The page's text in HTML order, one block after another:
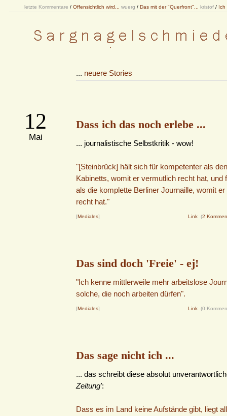
letzte Kommentare / Offensichtlich wird... wuerg / Das mit der "Querfront"... kristof / Ich
... neuere Stories
12
Mai
Dass ich das noch erlebe ...
... journalistische Selbstkritik - wow!
"[Steinbrück] hält sich für kompetenter als
Kabinetts, womit er vermutlich recht hat, und
als die komplette Berliner Journaille, womit
recht hat."
[Mediales] Link (2
Das sind doch 'Freie' - ej!
"Ich kenne mittlerweile mehr arbeitslose
solche, die noch arbeiten dürfen".
[Mediales] Link (0
Das sage nicht ich ...
... das schreibt diese absolut
Zeitung':
Dass es im Land keine Aufstände gibt, liegt